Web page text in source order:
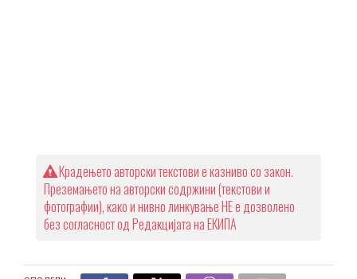
Крадењето авторски текстови е казниво со закон.
Преземањето на авторски содржини (текстови и
фотографии), како и нивно линкување НЕ е дозволено
без согласност од Редакцијата на ЕКИПА